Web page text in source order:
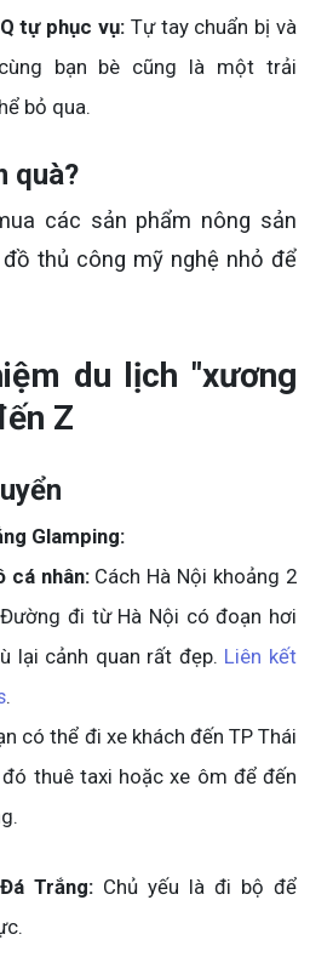
tự phục vụ: Tự tay chuẩn bị và
bạn bè cũng là một trải
bỏ qua.
quà?
các sản phẩm nông sản
thủ công mỹ nghệ nhỏ để
du lịch "xương
Z
Glamping:
cá nhân:Cách Hà Nội khoảng 2
đi từ Hà Nội có đoạn hơi
lại cảnh quan rất đẹp. Liên kết
.
có thể đi xe khách đến TP Thái
đó thuê taxi hoặc xe ôm để đến
Trắng: Chủ yếu là đi bộ để